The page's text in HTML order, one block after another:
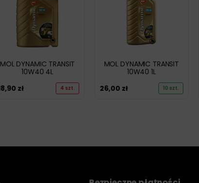
MOL DYNAMIC TRANSIT
10W40 4L
zł 4 szt.
MOL DYNAMIC TRANSIT
10W40 1L
26,00 zł 10 szt.